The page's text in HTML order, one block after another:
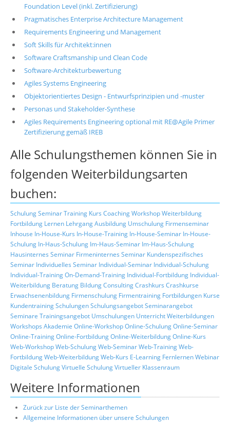
Foundation Level (inkl. Zertifizierung)
Pragmatisches Enterprise Architecture Management
Requirements Engineering und Management
Soft Skills für Architekt:innen
Software Craftsmanship und Clean Code
Software-Architekturbewertung
Agiles Systems Engineering
Objektorientiertes Design - Entwurfsprinzipien und -muster
Personas und Stakeholder-Synthese
Agiles Requirements Engineering optional mit RE@Agile Primer
Zertifizierung gemäß IREB
Alle Schulungsthemen können Sie in
folgenden Weiterbildungsarten
buchen:
SchulungSeminarTraining Kurs CoachingWorkshopWeiterbildung
Fortbildung Lernen LehrgangAusbildung Umschulung Firmenseminar
Inhouse In-House-Kurs In-House-Training In-House-Seminar In-House-
Schulung In-Haus-Schulung Im-Haus-Seminar Im-Haus-Schulung
Hausinternes Seminar Firmeninternes Seminar Kundenspezifisches
Seminar Individuelles Seminar Individual-Seminar Individual-Schulung
Individual-TrainingOn-Demand-Training Individual-Fortbildung Individual-
Weiterbildung Beratung BildungConsultingCrashkurs Crashkurse
Erwachsenenbildung Firmenschulung Firmentraining Fortbildungen Kurse
KundentrainingSchulungenSchulungsangebotSeminarangebot
Seminare Trainingsangebot Umschulungen UnterrichtWeiterbildungen
Workshops Akademie Online-WorkshopOnline-SchulungOnline-Seminar
Online-TrainingOnline-FortbildungOnline-WeiterbildungOnline-Kurs
Web-WorkshopWeb-SchulungWeb-SeminarWeb-TrainingWeb-
FortbildungWeb-WeiterbildungWeb-Kurs E-Learning FernlernenWebinar
Digitale SchulungVirtuelle SchulungVirtueller Klassenraum
Weitere Informationen
Zurück zur Liste der Seminarthemen
Allgemeine Informationen über unsere Schulungen